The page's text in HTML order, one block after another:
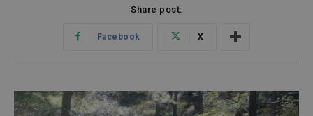
Share post:
Facebook X